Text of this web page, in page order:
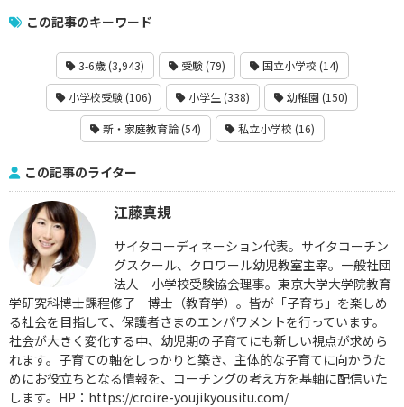
この記事のキーワード
3-6歳 (3,943) 受験 (79) 国立小学校 (14)
小学校受験 (106) 小学生 (338) 幼稚園 (150)
新・家庭教育論 (54) 私立小学校 (16)
この記事のライター
江藤真規
サイタコーディネーション代表。サイタコーチン
グスクール、クロワール幼児教室主宰。一般社団
法人 小学校受験協会理事。東京大学大学院教育
学研究科博士課程修了 博士（教育学）。皆が「子育ち」を楽しめ
る社会を目指して、保護者さまのエンパワメントを行っています。
社会が大きく変化する中、幼児期の子育てにも新しい視点が求めら
れます。子育ての軸をしっかりと築き、主体的な子育てに向かうた
めにお役立ちとなる情報を、コーチングの考え方を基軸に配信いた
します。HP：https://croire-youjikyousitu.com/